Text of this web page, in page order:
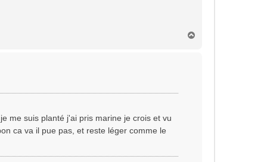
me suis planté j'ai pris marine je crois et vu
ca va il pue pas, et reste léger comme le